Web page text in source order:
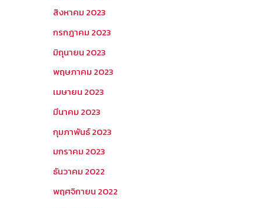
สิงหาคม 2023
กรกฎาคม 2023
มิถุนายน 2023
พฤษภาคม 2023
เมษายน 2023
มีนาคม 2023
กุมภาพันธ์ 2023
มกราคม 2023
ธันวาคม 2022
พฤศจิกายน 2022